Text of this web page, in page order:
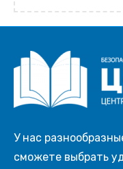
У нас
сможете выбрать